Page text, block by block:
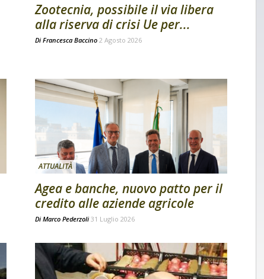
Zootecnia, possibile il via libera
alla riserva di crisi Ue per...
Di Francesca Baccino 2 Agosto 2026
ATTUALITÀ
Agea e banche, nuovo patto per il
credito alle aziende agricole
Di Marco Pederzoli 31 Luglio 2026